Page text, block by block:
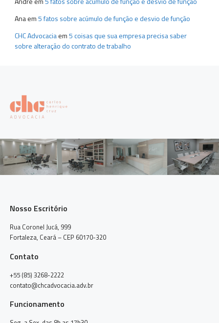
Anaem5 fatos sobre acúmulo de função e desvio de função
CHC Advocaciaem5 coisas que sua empresa precisa saber
sobre alteração do contrato de trabalho
Nosso Escritório
Rua Coronel Jucá, 999
Fortaleza, Ceará – CEP 60170-320
Contato
+55 (85) 3268-2222
contato@chcadvocacia.adv.br
Funcionamento